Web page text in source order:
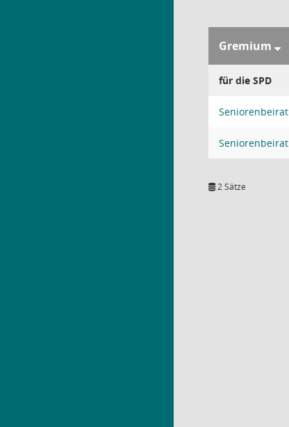
Gremium
für die SPD
Seniorenbeirat
Seniorenbeirat
2 Sätze